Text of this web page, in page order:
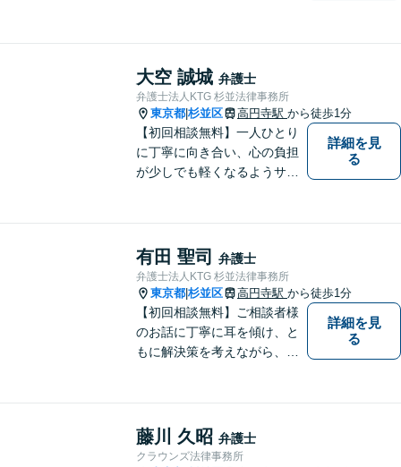
す。【夜間や休日相談も対応
可能】【メール・WEB面談
可】
大空 誠城 弁護士
弁護士法人KTG 杉並法律事務所
東京都 杉並区 高円寺駅 から徒歩1分
【初回相談無料】一人ひとり
に丁寧に向き合い、心の負担
が少しでも軽くなるようサポ
しています。【夜間や休日相
談も対応可能】【メール・WE
B面談可】
詳細を見
る
有田 聖司 弁護士
弁護士法人KTG 杉並法律事務所
東京都 杉並区 高円寺駅 から徒歩1分
【初回相談無料】ご相談者様
のお話に丁寧に耳を傾け、と
もに解決策を考えながら、納
う日々精進して参ります。
【夜間や休日相談も対応可
詳細を見
る
藤川 久昭 弁護士
クラウンズ法律事務所